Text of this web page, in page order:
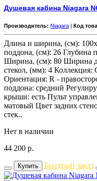
Душевая кабина Niagara
Производитель: Niagara | Код
Длина и ширина, (см):
поддона, (см): 26 Глубина
Ширина, (см): 80 Ширина
стекол, (мм): 4
Ориентация: R -
поддона: средний
крыши: есть Пульт
матовый Цвет задних
стек..
Нет в наличии
44 200 р.
Купить Быстрый заказ